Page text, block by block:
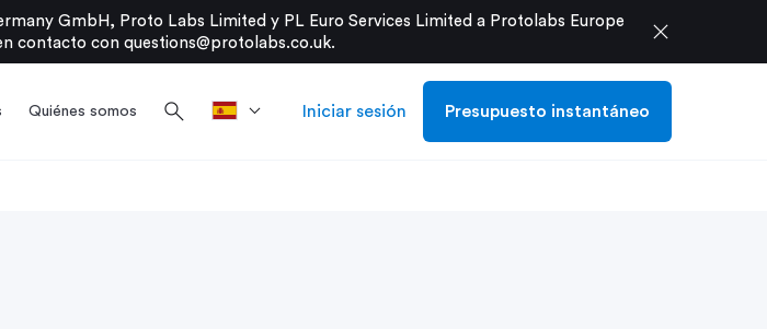
GmbH, Proto Labs Limited y PL Euro Services Limited a Protolabs Europe
contacto con questions@protolabs.co.uk. close
Quiénes somos search Iniciar sesión Presupuesto instantáneo